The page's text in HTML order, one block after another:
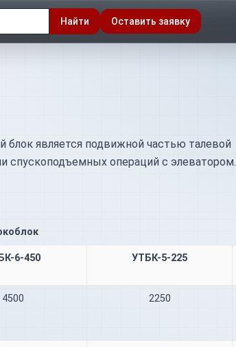
Найти Оставить заявку
является подвижной частью талевой
спускоподъемных операций с элеватором.
6-450 УТБК-5-225
4500 2250